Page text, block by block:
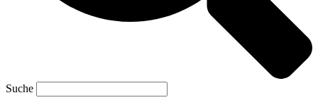
Suche